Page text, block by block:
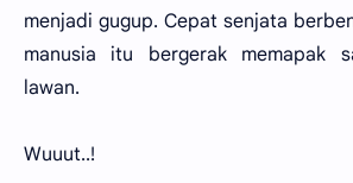
menjadi gugup. Cepat senjata
manusia itu bergerak memapak
lawan.
Wuuut..!